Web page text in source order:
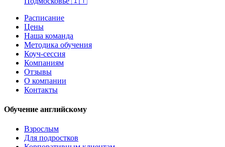
Расписание
Цены
Наша команда
Методика обучения
Коуч-сессия
Компаниям
Отзывы
О компании
Контакты
Обучение английскому
Взрослым
Для подростков